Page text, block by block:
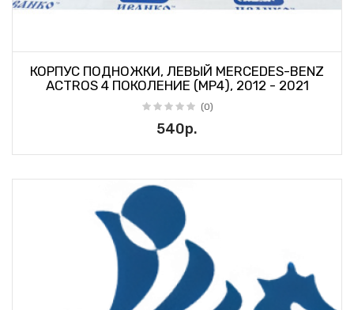
КОРПУС ПОДНОЖКИ, ЛЕВЫЙ MERCEDES-BENZ
ACTROS 4 ПОКОЛЕНИЕ (MP4), 2012 - 2021
(0)
540р.